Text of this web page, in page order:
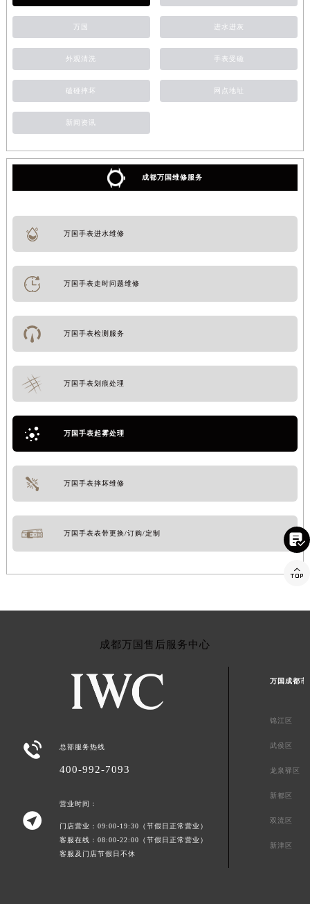
万国 进水进灰
外观清洗 手表受磁
磕碰摔坏 网点地址
新闻资讯
成都万国维修服务
万国手表进水维修
万国手表走时问题维修
万国手表检测服务
万国手表划痕处理
万国手表起雾处理
万国手表摔坏维修
万国手表表带更换/订购/定制
成都万国售后服务中心
 总部服务热线
400-992-7093

营业时间：
门店营业：09:00-19:30（节假日正常营业）
客服在线：08:00-22:00（节假日正常营业）
客服及门店节假日不休
万国成都市
锦江区
武侯区
龙泉驿区
新都区
双流区
新津区

